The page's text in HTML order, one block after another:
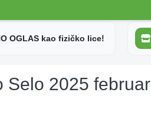
OGLAS kao fizičko lice!
Selo 2025 februar